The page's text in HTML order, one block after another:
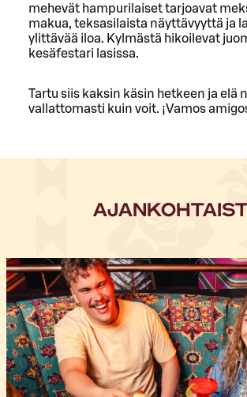
mehevät hampurilaiset tarjoavat
makua, teksasilaista näyttävyyttä ja
ylittävää iloa. Kylmästä hikoilevat
kesäfestari lasissa.
Tartu siis kaksin käsin hetkeen ja elä
vallattomasti kuin voit. ¡Vamos